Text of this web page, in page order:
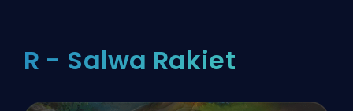
R - Salwa Rakiet